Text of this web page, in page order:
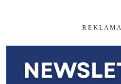
R E K L A M A